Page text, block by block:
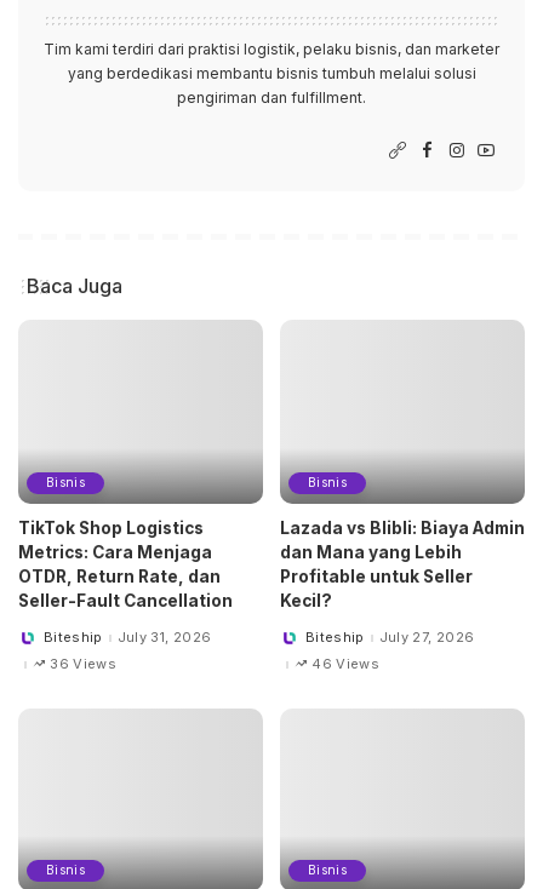
Tim kami terdiri dari praktisi logistik, pelaku bisnis, dan marketer
yang berdedikasi membantu bisnis tumbuh melalui solusi
pengiriman dan fulfillment.
Baca Juga
Bisnis
TikTok Shop Logistics
Metrics: Cara Menjaga
OTDR, Return Rate, dan
Seller-Fault Cancellation
PostedBiteship
July 31, 2026
36 Views
Bisnis
Lazada vs Blibli: Biaya Admin
dan Mana yang Lebih
Profitable untuk Seller
Kecil?
PostedBiteship
July 27, 2026
46 Views
Bisnis Bisnis